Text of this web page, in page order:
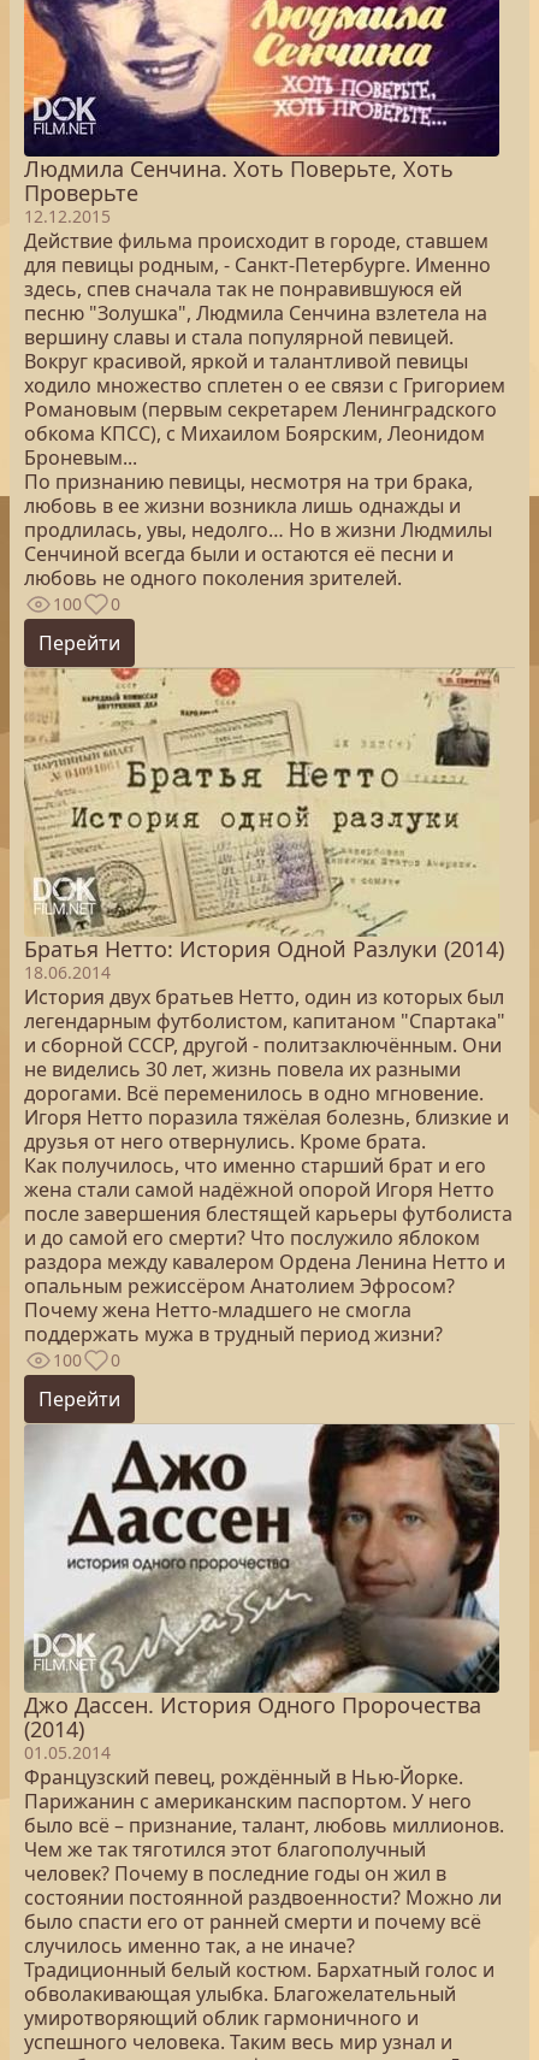
Людмила Сенчина. Хоть Поверьте, Хоть
Проверьте
12.12.2015
Действие фильма происходит в городе, ставшем
для певицы родным, - Санкт-Петербурге. Именно
здесь, спев сначала так не понравившуюся ей
песню "Золушка", Людмила Сенчина взлетела на
вершину славы и стала популярной певицей.
Вокруг красивой, яркой и талантливой певицы
ходило множество сплетен о ее связи с Григорием
Романовым (первым секретарем Ленинградского
обкома КПСС), с Михаилом Боярским, Леонидом
Броневым...
По признанию певицы, несмотря на три брака,
любовь в ее жизни возникла лишь однажды и
продлилась, увы, недолго… Но в жизни Людмилы
Сенчиной всегда были и остаются её песни и
любовь не одного поколения зрителей.
100 0
Перейти
Братья Нетто: История Одной Разлуки (2014)
18.06.2014
История двух братьев Нетто, один из которых был
легендарным футболистом, капитаном "Спартака"
и сборной СССР, другой - политзаключённым. Они
не виделись 30 лет, жизнь повела их разными
дорогами. Всё переменилось в одно мгновение.
Игоря Нетто поразила тяжёлая болезнь, близкие и
друзья от него отвернулись. Кроме брата.
Как получилось, что именно старший брат и его
жена стали самой надёжной опорой Игоря Нетто
после завершения блестящей карьеры футболиста
и до самой его смерти? Что послужило яблоком
раздора между кавалером Ордена Ленина Нетто и
опальным режиссёром Анатолием Эфросом?
Почему жена Нетто-младшего не смогла
поддержать мужа в трудный период жизни?
100 0
Перейти
Джо Дассен. История Одного Пророчества
(2014)
01.05.2014
Французский певец, рождённый в Нью-Йорке.
Парижанин с американским паспортом. У него
было всё – признание, талант, любовь миллионов.
Чем же так тяготился этот благополучный
человек? Почему в последние годы он жил в
состоянии постоянной раздвоенности? Можно ли
было спасти его от ранней смерти и почему всё
случилось именно так, а не иначе?
Традиционный белый костюм. Бархатный голос и
обволакивающая улыбка. Благожелательный
умиротворяющий облик гармоничного и
успешного человека. Таким весь мир узнал и